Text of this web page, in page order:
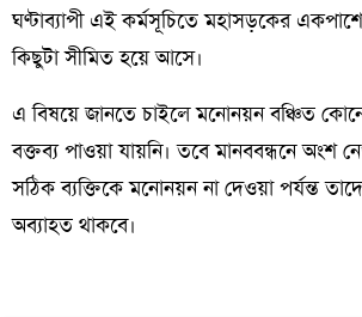
ঘণ্টাব্যাপী এই কর্মসূচিতে মহাসড়কের
কিছুটা সীমিত হয়ে আসে।
এ বিষয়ে জানতে চাইলে মনোনয়ন বঞ্চিত কোনো
বক্তব্য পাওয়া যায়নি। তবে মানববন্ধনে অংশ
সঠিক ব্যক্তিকে মনোনয়ন না দেওয়া পর্যন্ত
অব্যাহত থাকবে।